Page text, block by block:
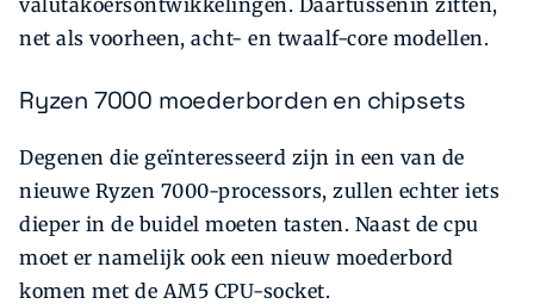
net als voorheen, acht- en twaalf-core modellen.
Ryzen 7000 moederborden en chipsets
Degenen die geïnteresseerd zijn in een van de
nieuwe Ryzen 7000-processors, zullen echter iets
dieper in de buidel moeten tasten. Naast de cpu
moet er namelijk ook een nieuw moederbord
komen met de AM5 CPU-socket.